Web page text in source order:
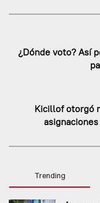
¿Dónde voto? Así
Kicillof otorgó
Trending